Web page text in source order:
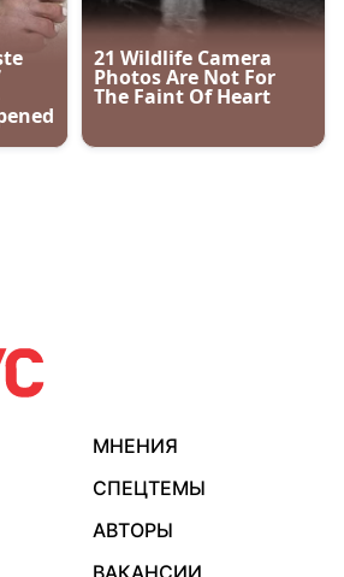
МНЕНИЯ
СПЕЦТЕМЫ
АВТОРЫ
ВАКАНСИИ